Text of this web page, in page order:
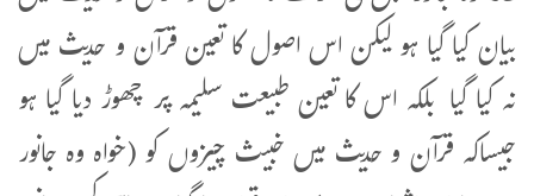
بیان کیا گیا ہو لیکن اس اصول کا تعین قرآن و حدیث میں
نہ کیا گیا بلکہ اس کا تعین طبیعت سلیمہ پر چھوڑ دیا گیا ہو
جیساکہ قرآن و حدیث میں خبیث چیزوں کو (خواہ وہ جانور